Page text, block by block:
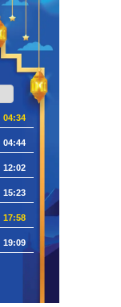
04:34
04:44
12:02
15:23
17:58
19:09